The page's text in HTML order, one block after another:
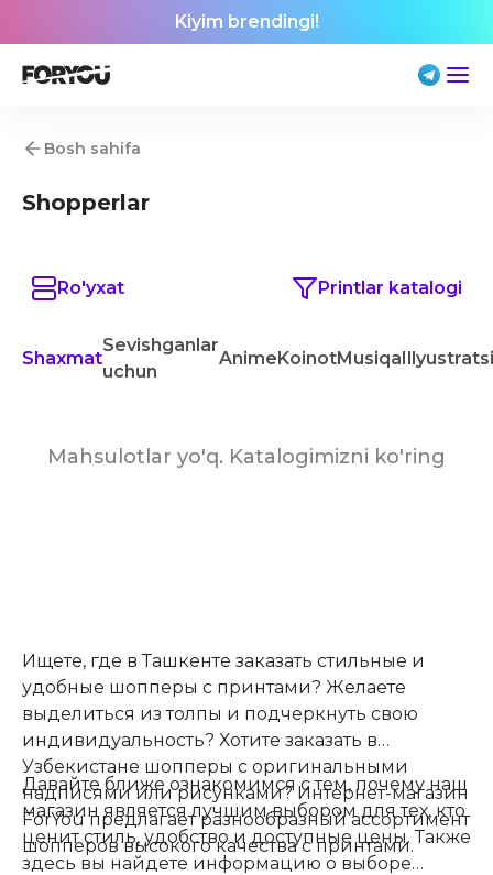
Kiyim brendingi!
Bosh sahifa
Shopperlar
Ro'yxat Printlar katalogi
Shaxmat
Sevishganlar
uchun
AnimeKoinotMusiqa
Mahsulotlar yo'q. Katalogimizni ko'ring
Ищете, где в Ташкенте заказать стильные и
удобные шопперы с принтами? Желаете
выделиться из толпы и подчеркнуть свою
индивидуальность? Хотите заказать в
Узбекистане шопперы с оригинальными
надписями или рисунками? Интернет-магазин
ForYou предлагает разнообразный ассортимент
шопперов высокого качества с принтами.
Давайте ближе ознакомимся с тем, почему наш
магазин является лучшим выбором для тех, кто
ценит стиль, удобство и доступные цены. Также
здесь вы найдете информацию о выборе